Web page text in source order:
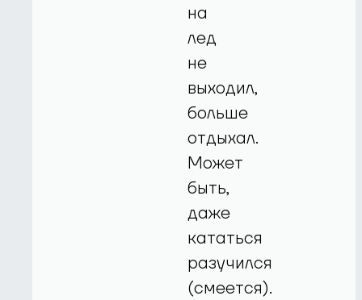
на
лед
не
выходил,
больше
отдыхал.
Может
быть,
даже
кататься
разучился
(смеется).